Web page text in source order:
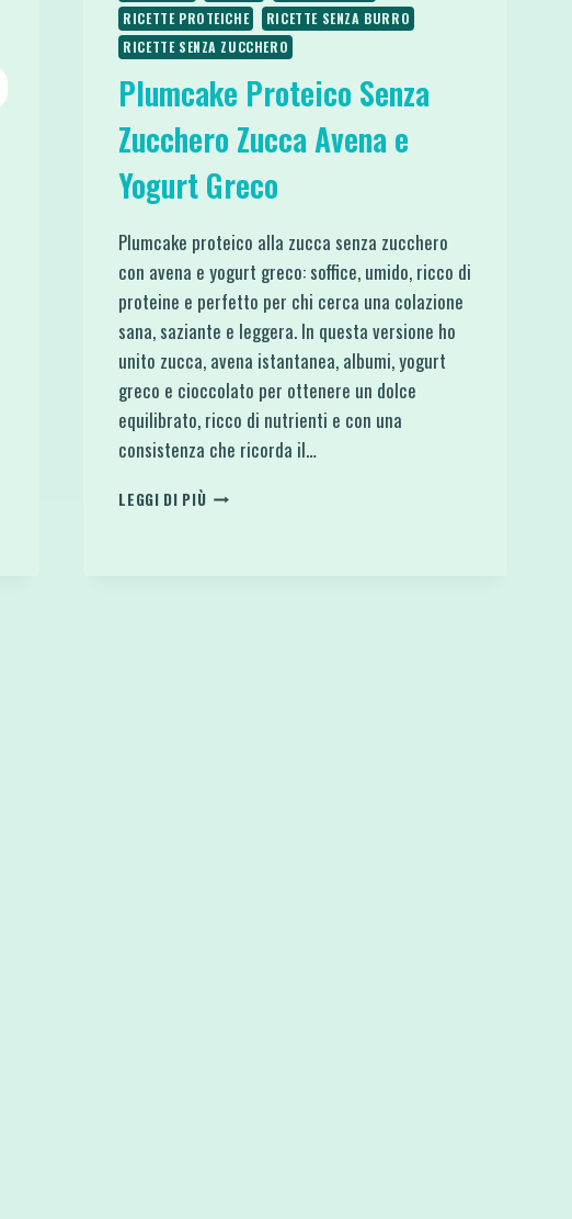
RICETTE PROTEICHE
RICETTE SENZA BURRO
RICETTE SENZA ZUCCHERO
Plumcake Proteico Senza
Zucchero Zucca Avena e
Yogurt Greco
Plumcake proteico alla zucca senza zucchero
con avena e yogurt greco: soffice, umido, ricco di
proteine e perfetto per chi cerca una colazione
sana, saziante e leggera. In questa versione ho
unito zucca, avena istantanea, albumi, yogurt
greco e cioccolato per ottenere un dolce
equilibrato, ricco di nutrienti e con una
consistenza che ricorda il…
LEGGI DI PIÙPLUMCAKE